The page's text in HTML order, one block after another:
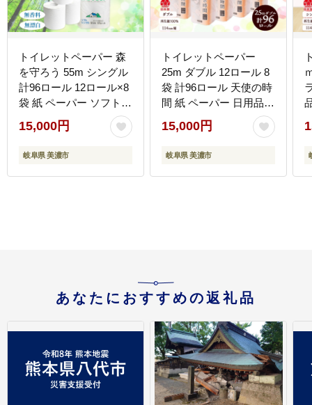
トイレットペーパー 森
を守ろう 55m シングル
計96ロール 12ロール×8
袋 紙 ペーパー ソフト
日用品 消耗品 リサイク
ル 再生紙 無香料 厚手
トイレ用品 衛生用品 備
生活応援 牧製紙 送料無
15,000円
岐阜県 美濃市
トイレットペーパー
25m ダブル 12ロール 8
袋 計96ロール 天使の時
間 紙 ペーパー 日用品
消耗品 リサイクル 再生
紙 無香料 厚手 ソフト
トイレ用品 備蓄 ストッ
製紙 送料無料 岐阜県
15,000円
岐阜県 美濃市
あなたにおすすめの返礼品